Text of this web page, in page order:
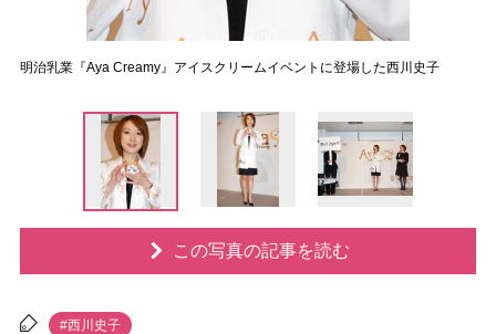
明治乳業『Aya Creamy』アイスクリームイベントに登場した西川史子
この写真の記事を読む
#西川史子